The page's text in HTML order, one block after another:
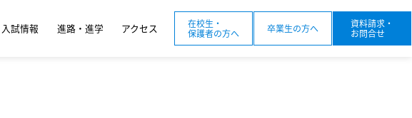
入試情報 進路・進学 アクセス
在校生・
保護者の方へ
卒業生の方へ
資料請求・
お問合せ